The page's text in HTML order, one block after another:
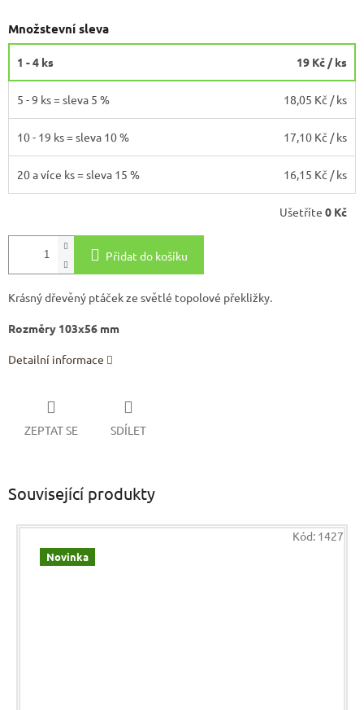
Množstevní sleva
1 - 4 ks 19 Kč / ks
5 - 9 ks = sleva 5 % 18,05 Kč / ks
10 - 19 ks = sleva 10 % 17,10 Kč / ks
20 a více ks = sleva 15 % 16,15 Kč / ks
Ušetříte 0 Kč
Přidat do košíku
Krásný dřevěný ptáček ze světlé topolové překližky.
Rozměry 103x56 mm
Detailní informace
ZEPTAT SE SDÍLET
Související produkty
Novinka
Kód: 1427